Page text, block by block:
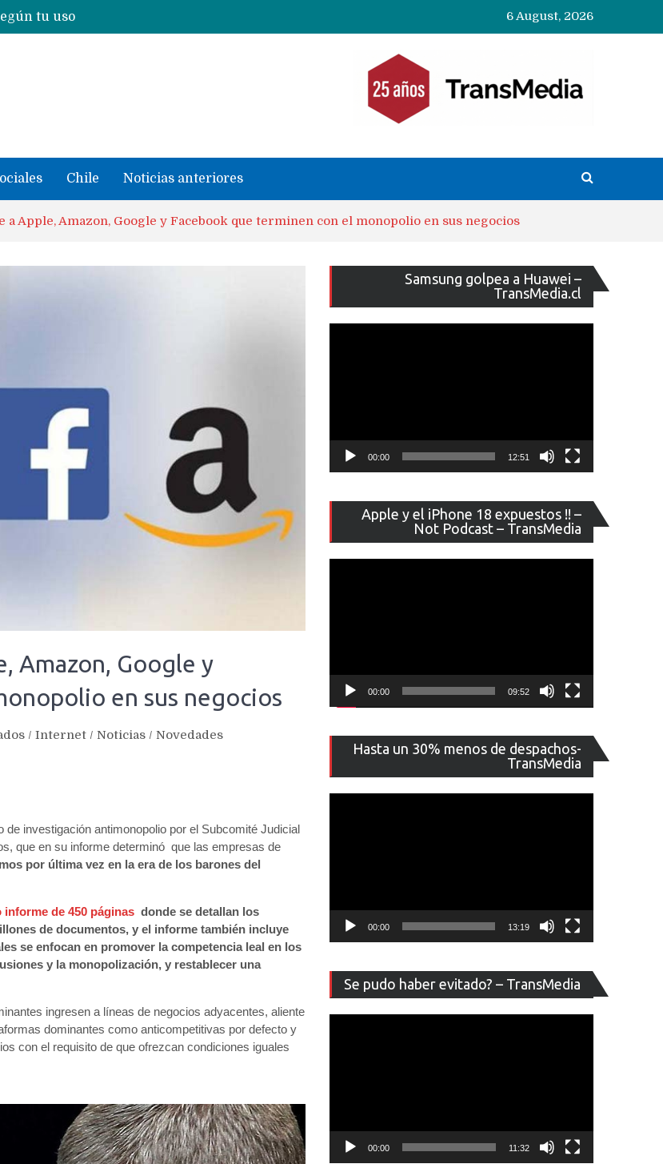
datos confidenciales a OpenAI
6 August, 2026
Chile Noticias anteriores
a Apple, Amazon, Google y Facebook que terminen con el monopolio en sus negocios
Amazon, Google y
en sus negocios
/ Internet / Noticias / Novedades
investigación antimonopolio por el Subcomité Judicial
que en su informe determinó que las empresas de
por última vez en la era de los barones del
de 450 páginas donde se detallan los
de documentos, y el informe también incluye
se enfocan en promover la competencia leal en los
y la monopolización, y restablecer una
ingresen a líneas de negocios adyacentes, aliente
dominantes como anticompetitivas por defecto y
con el requisito de que ofrezcan condiciones iguales
Samsung golpea a Huawei –
TransMedia.cl
de
vídeo
00:00 12:51
Apple y el iPhone 18 expuestos !! –
Not Podcast – TransMedia
de
vídeo
00:00 09:52
Hasta un 30% menos de despachos-
TransMedia
de
vídeo
00:00 13:19
Se pudo haber evitado? – TransMedia
de
vídeo
00:00 11:32